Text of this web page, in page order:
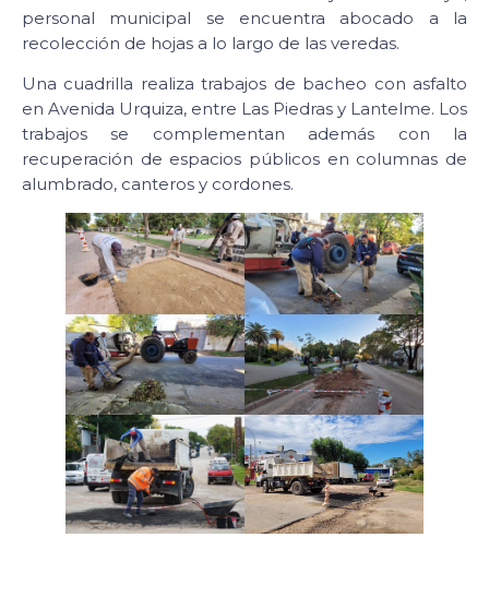
personal municipal se encuentra abocado a la
recolección de hojas a lo largo de las veredas.
Una cuadrilla realiza trabajos de bacheo con asfalto
en Avenida Urquiza, entre Las Piedras y Lantelme. Los
trabajos se complementan además con la
recuperación de espacios públicos en columnas de
alumbrado, canteros y cordones.